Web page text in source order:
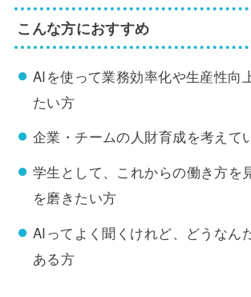
こんな方におすすめ
AIを使って業務効率化や生産性向
たい方
企業・チームの人財育成を考えて
学生として、これからの働き方を
を磨きたい方
AIってよく聞くけれど、どうなん
ある方